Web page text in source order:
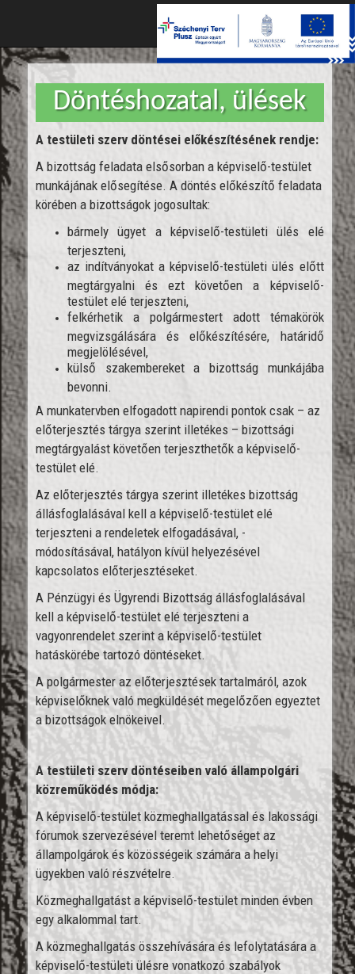
Döntéshozatal, ülések
A testületi szerv döntései előkészítésének rendje:
A bizottság feladata elsősorban a képviselő-testület
munkájának elősegítése. A döntés előkészítő feladata
körében a bizottságok jogosultak:
bármely ügyet a képviselő-testületi ülés elé
terjeszteni,
az indítványokat a képviselő-testületi ülés előtt
megtárgyalni és ezt követően a képviselő-
testület elé terjeszteni,
felkérhetik a polgármestert adott témakörök
megvizsgálására és előkészítésére, határidő
megjelölésével,
külső szakembereket a bizottság munkájába
bevonni.
A munkatervben elfogadott napirendi pontok csak – az
előterjesztés tárgya szerint illetékes – bizottsági
megtárgyalást követően terjeszthetők a képviselő-
testület elé.
Az előterjesztés tárgya szerint illetékes bizottság
állásfoglalásával kell a képviselő-testület elé
terjeszteni a rendeletek elfogadásával, -
módosításával, hatályon kívül helyezésével
kapcsolatos előterjesztéseket.
A Pénzügyi és Ügyrendi Bizottság állásfoglalásával
kell a képviselő-testület elé terjeszteni a
vagyonrendelet szerint a képviselő-testület
hatáskörébe tartozó döntéseket.
A polgármester az előterjesztések tartalmáról, azok
képviselőknek való megküldését megelőzően egyeztet
a bizottságok elnökeivel.
A testületi szerv döntéseiben való állampolgári
közreműködés módja:
A képviselő-testület közmeghallgatással és lakossági
fórumok szervezésével teremt lehetőséget az
állampolgárok és közösségeik számára a helyi
ügyekben való részvételre.
Közmeghallgatást a képviselő-testület minden évben
egy alkalommal tart.
A közmeghallgatás összehívására és lefolytatására a
képviselő-testületi ülésre vonatkozó szabályok